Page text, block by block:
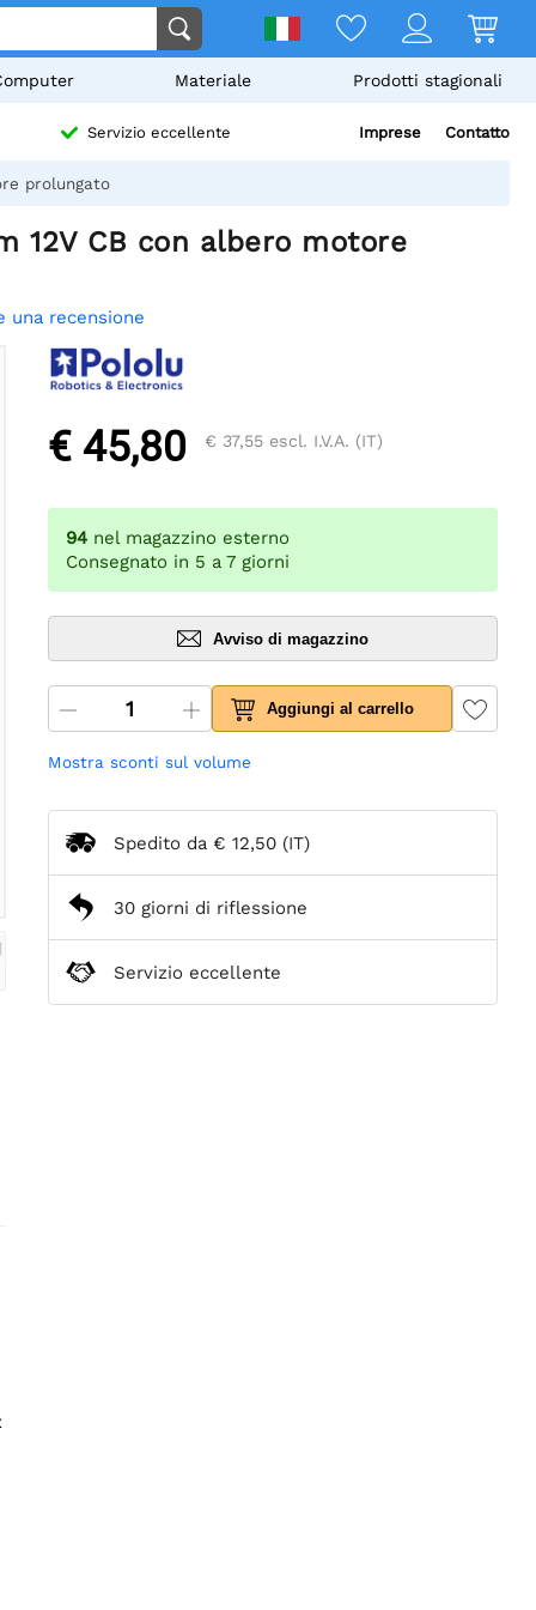
Materiale Prodotti stagionali
Servizio eccellente Imprese Contatto
prolungato
12V CB con albero motore
una recensione
€ 45,80 € 37,55 escl. I.V.A. (IT)
94 nel magazzino esterno
Consegnato in 5 a 7 giorni
Avviso di magazzino
Aggiungi al carrello
Mostra sconti sul volume
Spedito da € 12,50 (IT)
30 giorni di riflessione
Servizio eccellente